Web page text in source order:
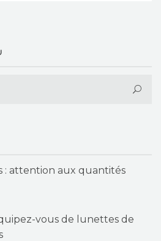
: attention aux quantités
vous de lunettes de